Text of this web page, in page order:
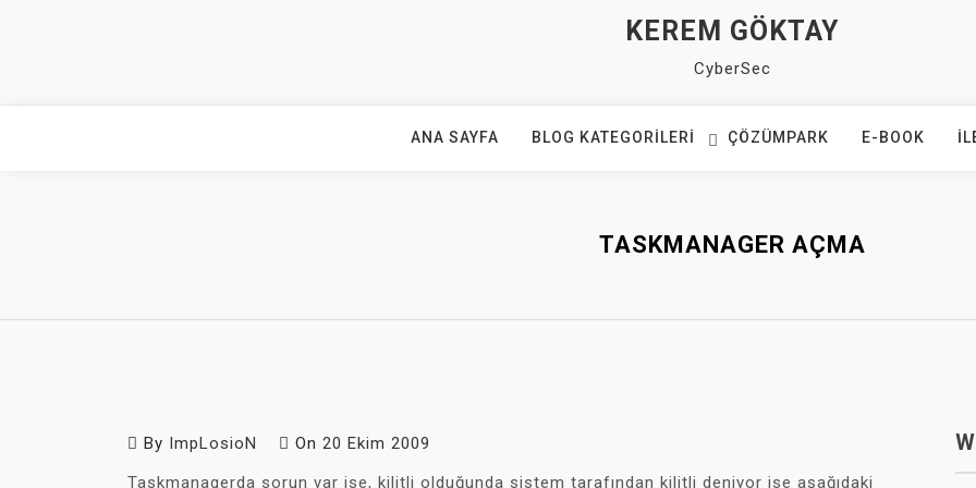
KEREM GÖKTAY
CyberSec
ANA SAYFA BLOG KATEGORILERI ÇÖZÜMPARK E-BOOK
TASKMANAGER AÇMA
By ImpLosioN On 20 Ekim 2009
Taskmanagerda sorun var ise, kilitli olduğunda sistem tarafından kilitli deniyor ise aşağıdaki